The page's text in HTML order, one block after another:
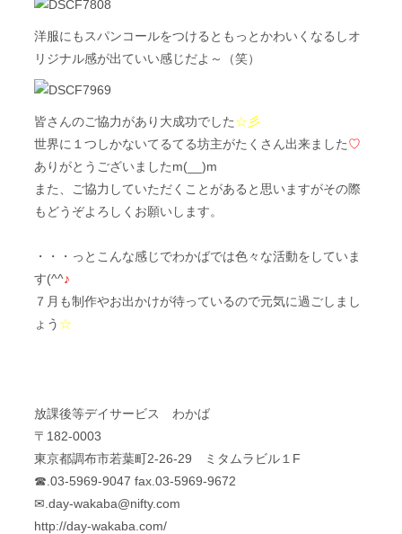
洋服にもスパンコールをつけるともっとかわいくなるしオ
リジナル感が出ていい感じだよ～（笑）
皆さんのご協力があり大成功でした☆彡
世界に１つしかないてるてる坊主がたくさん出来ました♡
ありがとうございましたm(__)m
また、ご協力していただくことがあると思いますがその際
もどうぞよろしくお願いします。
・・・っとこんな感じでわかばでは色々な活動をしていま
す(^^♪
７月も制作やお出かけが待っているので元気に過ごしまし
ょう ☆
放課後等デイサービス わかば
〒182-0003
東京都調布市若葉町2-26-29 ミタムラビル１F
☎.03-5969-9047 fax.03-5969-9672
✉. day-wakaba@nifty.com
http://day-wakaba.com/